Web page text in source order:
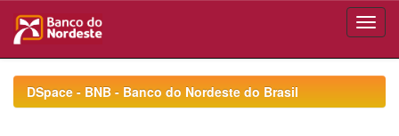
navigationDSpace - BNB - Banco do Nordeste do Brasil